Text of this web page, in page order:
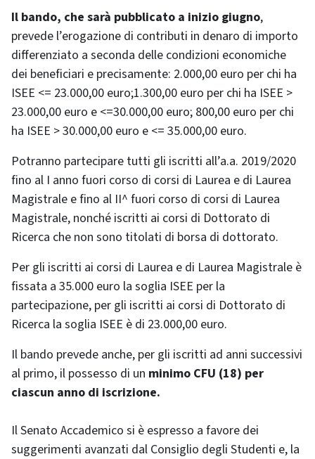
Il bando, che sarà pubblicato a inizio giugno,
prevede l’erogazione di contributi in denaro di importo
differenziato a seconda delle condizioni economiche
dei beneficiari e precisamente: 2.000,00 euro per chi ha
ISEE <= 23.000,00 euro;1.300,00 euro per chi ha ISEE >
23.000,00 euro e <=30.000,00 euro; 800,00 euro per chi
ha ISEE > 30.000,00 euro e <= 35.000,00 euro.
Potranno partecipare tutti gli iscritti all’a.a. 2019/2020
fino al I anno fuori corso di corsi di Laurea e di Laurea
Magistrale e fino al II^ fuori corso di corsi di Laurea
Magistrale, nonché iscritti ai corsi di Dottorato di
Ricerca che non sono titolati di borsa di dottorato.
Per gli iscritti ai corsi di Laurea e di Laurea Magistrale è
fissata a 35.000 euro la soglia ISEE per la
partecipazione, per gli iscritti ai corsi di Dottorato di
Ricerca la soglia ISEE è di 23.000,00 euro.
Il bando prevede anche, per gli iscritti ad anni successivi
al primo, il possesso di un minimo CFU (18) per
ciascun anno di iscrizione.
Il Senato Accademico si è espresso a favore dei
suggerimenti avanzati dal Consiglio degli Studenti e, la